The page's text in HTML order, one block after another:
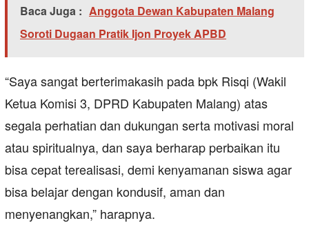
Baca Juga : Anggota Dewan Kabupaten Malang
Soroti Dugaan Pratik Ijon Proyek APBD
“Saya sangat berterimakasih pada bpk Risqi (Wakil
Ketua Komisi 3, DPRD Kabupaten Malang) atas
segala perhatian dan dukungan serta motivasi moral
atau spiritualnya, dan saya berharap perbaikan itu
bisa cepat terealisasi, demi kenyamanan siswa agar
bisa belajar dengan kondusif, aman dan
menyenangkan,” harapnya.